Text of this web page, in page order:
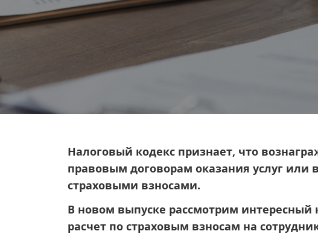
Налоговый кодекс признает, что
правовым договорам оказания услуг или
страховыми взносами.
В новом выпуске рассмотрим
расчет по страховым взносам на